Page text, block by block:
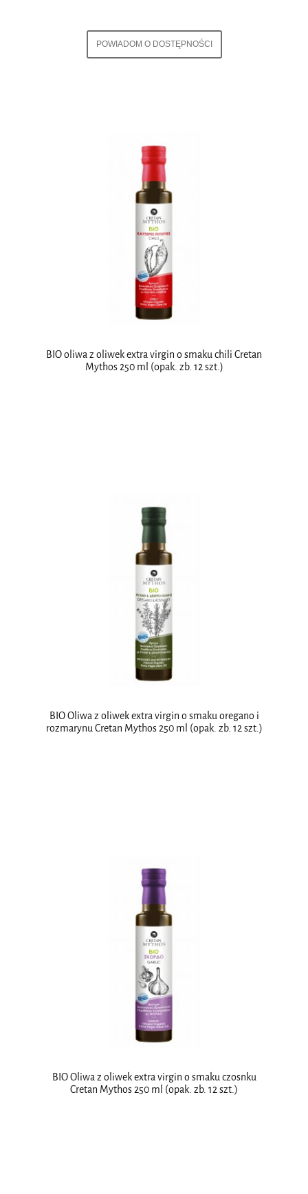
POWIADOM O DOSTĘPNOŚCI
BIO oliwa z oliwek extra virgin o smaku chili Cretan
Mythos 250 ml (opak. zb. 12 szt.)
BIO Oliwa z oliwek extra virgin o smaku oregano i
rozmarynu Cretan Mythos 250 ml (opak. zb. 12 szt.)
BIO Oliwa z oliwek extra virgin o smaku czosnku
Cretan Mythos 250 ml (opak. zb. 12 szt.)